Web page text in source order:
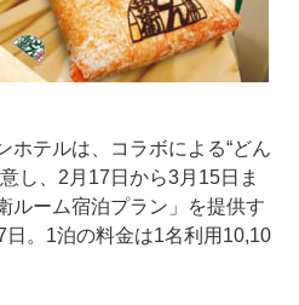
ホテルは、コラボによる“どん
し、2月17日から3月15日ま
ルーム宿泊プラン」を提供す
。1泊の料金は1名利用10,10